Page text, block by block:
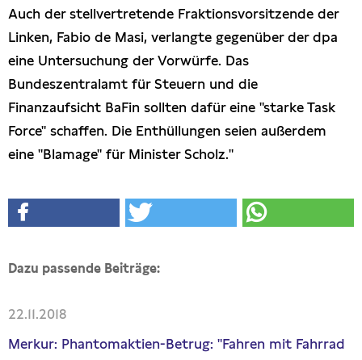
Anfragen (Archivseite)
Auch der stellvertretende Fraktionsvorsitzende der
Linken, Fabio de Masi, verlangte gegenüber der dpa
eine Untersuchung der Vorwürfe. Das
Bundeszentralamt für Steuern und die
Finanzaufsicht BaFin sollten dafür eine "starke Task
Force" schaffen. Die Enthüllungen seien außerdem
eine "Blamage" für Minister Scholz."
Dazu passende Beiträge:
22.11.2018
Merkur: Phantomaktien-Betrug: "Fahren mit Fahrrad